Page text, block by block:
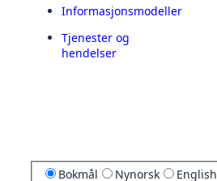
Informasjonsmodeller
Tjenester og
hendelser
Bokmål Nynorsk English